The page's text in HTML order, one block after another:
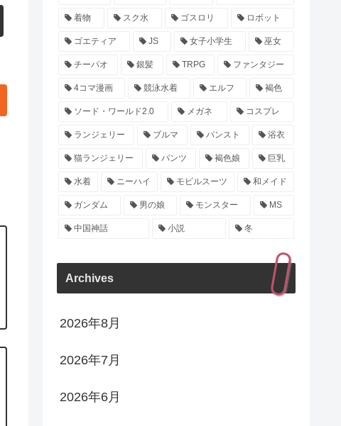
着物 スク水 ゴスロリ ロボット
ゴエティア JS 女子小学生 巫女
チーパオ 銀髪 TRPG ファンタジー
4コマ漫画 競泳水着 エルフ 褐色
ソード・ワールド2.0 メガネ コスプレ
ランジェリー ブルマ パンスト 浴衣
猫ランジェリー パンツ 褐色娘 巨乳
水着 ニーハイ モビルスーツ 和メイド
ガンダム 男の娘 モンスター MS
中国神話 小説 冬
Archives
2026年8月
2026年7月
2026年6月